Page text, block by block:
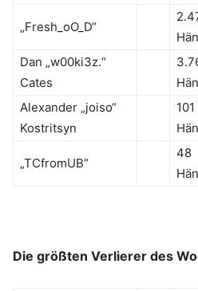
„Fresh_oO_D“
Dan „w00ki3z.“
Cates
Alexander „joiso“
Kostritsyn
101
„TCfromUB“
48
Die größten Verlierer des